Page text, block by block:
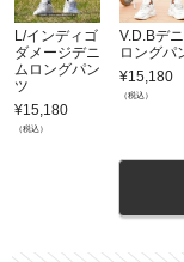
L/インディゴ
ダメージデニ
ムロングパン
ツ
¥15,180
（税込）
V.D.Bデ
ロングパ
¥15,180
（税込）